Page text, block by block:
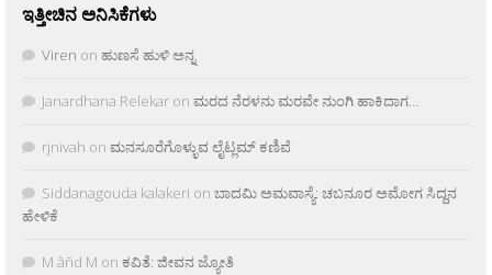
ಇತ್ತೀಚಿನ ಅನಿಸಿಕೆಗಳು
Viren on ಹುಣಸೆ ಹುಳಿ ಅನ್ನ
Janardhana Relekar on ಮರದ ನೆರಳನು ಮರವೇ ನುಂಗಿ ಹಾಕಿದಾಗ…
rjnivah on ಮನಸೂರೆಗೊಳ್ಳುವ ಲೈಟ್ಲಮ್ ಕಣಿವೆ
Siddanagouda kalakeri on ಬಾದಮಿ ಅಮವಾಸ್ಯೆ: ಚಬನೂರ ಅಮೋಗ ಸಿದ್ದನ
ಹೇಳಿಕೆ
M âñd M on ಕವಿತೆ: ಜೀವನ ಜ್ಯೋತಿ